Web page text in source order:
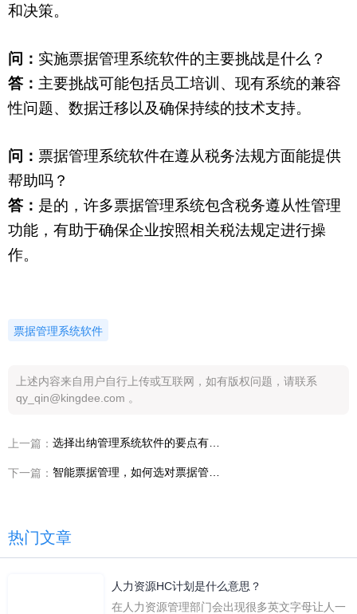
和决策。
问： 实施票据管理系统软件的主要挑战是什么？
答： 主要挑战可能包括员工培训、现有系统的兼容
性问题、数据迁移以及确保持续的技术支持。
问： 票据管理系统软件在遵从税务法规方面能提供
帮助吗？
答： 是的，许多票据管理系统包含税务遵从性管理
功能，有助于确保企业按照相关税法规定进行操
作。
票据管理系统软件
上述内容来自用户自行上传或互联网，如有版权问题，请联系
qy_qin@kingdee.com 。
上一篇：
下一篇：
热门文章
人力资源HC计划是什么意思？
在人力资源管理部门会出现很多英文字母让人一